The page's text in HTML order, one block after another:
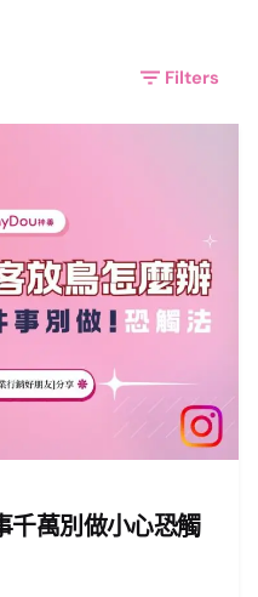
Filters
千萬別做小心恐觸